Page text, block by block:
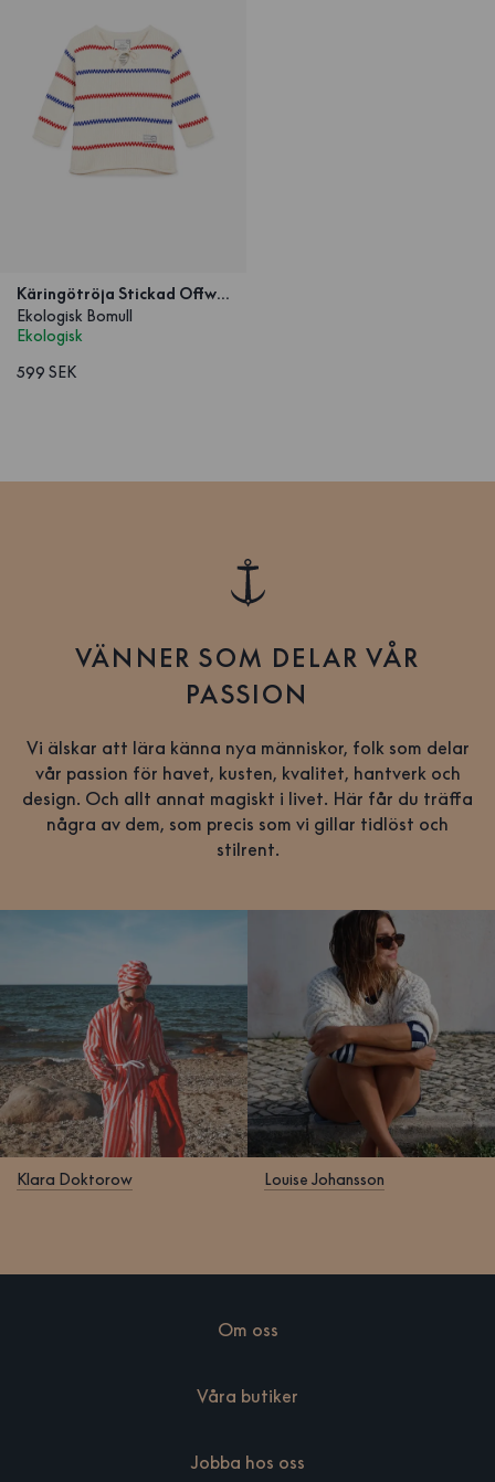
Käringötröja Stickad Offwhite Barn
Ekologisk Bomull
Ekologisk
599 SEK
VÄNNER SOM DELAR VÅR
PASSION
Vi älskar att lära känna nya människor, folk som delar
vår passion för havet, kusten, kvalitet, hantverk och
design. Och allt annat magiskt i livet. Här får du träffa
några av dem, som precis som vi gillar tidlöst och
stilrent.
Klara Doktorow Louise Johansson
Om oss
Våra butiker
Jobba hos oss